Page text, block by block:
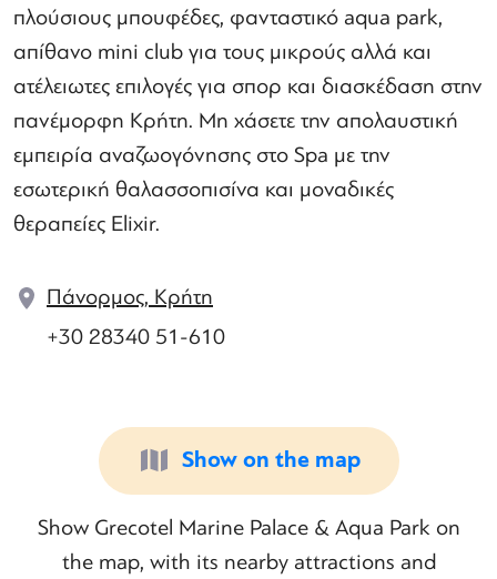
πλούσιους μπουφέδες, φανταστικό aqua park,
απίθανο mini club για τους μικρούς αλλά και
ατέλειωτες επιλογές για σπορ και διασκέδαση στην
πανέμορφη Κρήτη. Μη χάσετε την απολαυστική
εμπειρία αναζωογόνησης στο Spa με την
εσωτερική θαλασσοπισίνα και μοναδικές
θεραπείες Elixir.
Πάνορμος, Κρήτη
+30 28340 51-610
Show on the map
Show Grecotel Marine Palace & Aqua Park on
the map, with its nearby attractions and